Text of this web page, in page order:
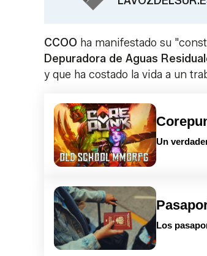
CCOO ha manifestado su
Depuradora de Aguas
y que ha costado la vida a un
Un
Los